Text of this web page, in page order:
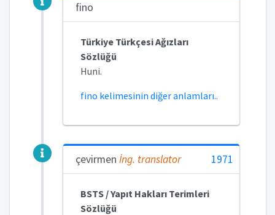
fino
Türkiye Türkçesi Ağızları
Sözlüğü
Huni.
fino kelimesinin diğer anlamları..
çevirmen İng. translator 1971
BSTS / Yapıt Hakları Terimleri
Sözlüğü